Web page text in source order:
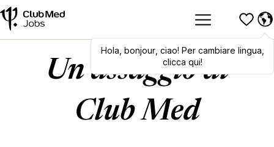
Hola bonjour, ciao! Per cambiare lingua,
clicca qui!
Un assaggio di
Club Med